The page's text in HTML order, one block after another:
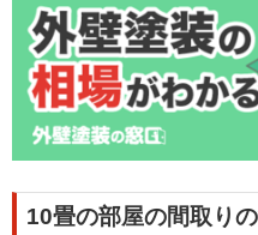
10畳の部屋の間取り